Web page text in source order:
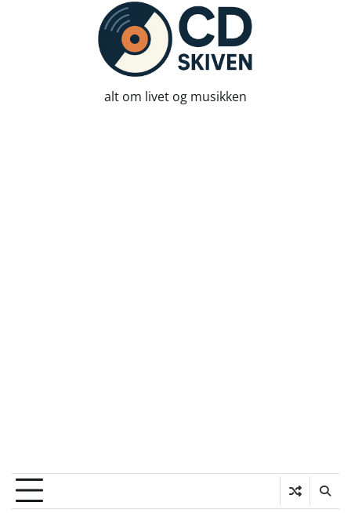
alt om livet og musikken